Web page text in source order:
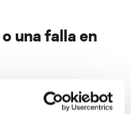
una falla en
publicada. Los